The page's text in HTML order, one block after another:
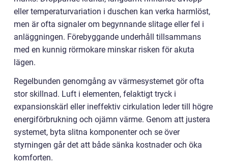
eller temperaturvariation i duschen kan verka harmlöst,
men är ofta signaler om begynnande slitage eller fel i
anläggningen. Förebyggande underhåll tillsammans
med en kunnig rörmokare minskar risken för akuta
lägen.
Regelbunden genomgång av värmesystemet gör ofta
stor skillnad. Luft i elementen, felaktigt tryck i
expansionskärl eller ineffektiv cirkulation leder till högre
energiförbrukning och ojämn värme. Genom att justera
systemet, byta slitna komponenter och se över
styrningen går det att både sänka kostnader och öka
komforten.